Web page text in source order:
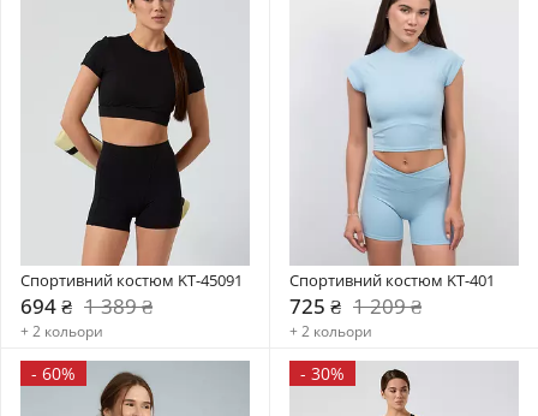
Спортивний костюм KT-45091
694 ₴ 1 389 ₴
+ 2 кольори
Спортивний костюм KT-401
725 ₴ 1 209 ₴
+ 2 кольори
- 60% - 30%